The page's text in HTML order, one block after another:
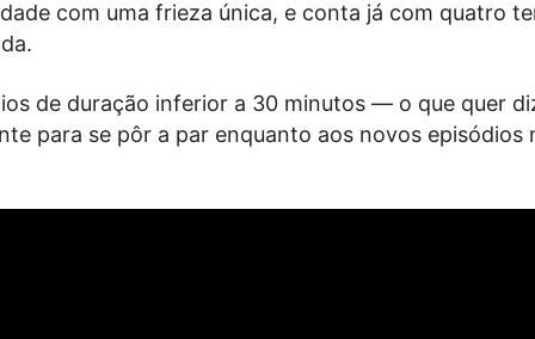
com uma frieza única, e conta já com quatro
de duração inferior a 30 minutos — o que quer
para se pôr a par enquanto aos novos episódios